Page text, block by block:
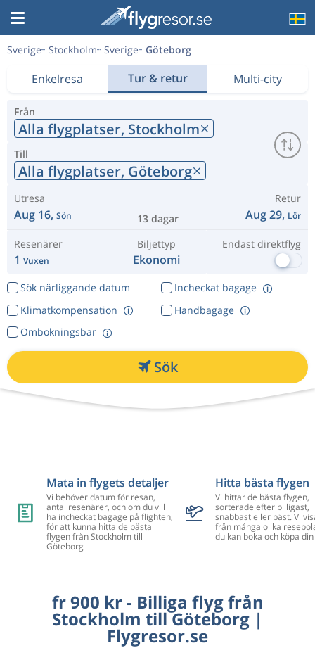
Sverige Stockholm Sverige Göteborg
Enkelresa Tur & retur Multi-city
Från
Alla flygplatser, Stockholm
Till
Alla flygplatser, Göteborg
Utresa
Aug 16, Sön 13 dagar
Retur
Aug 29, Lör
Resenärer
1 Vuxen
Biljettyp
Ekonomi
Endast direktflyg
Sök närliggande datum
Incheckat bagage
Klimatkompensation
Ombokningsbar
Handbagage
Sök
Mata in flygets detaljer
Vi behöver datum för resan,
antal resenärer, och om du vill
ha incheckat bagage på flighten,
för att kunna hitta de bästa
flygen från Stockholm till
Göteborg
Hitta bästa flygen
Vi hittar de bästa flygen,
sorterade efter billigast,
snabbast eller bäst. Vi
från många olika
du kan boka och köpa
fr 900 kr - Billiga flyg från
Stockholm till Göteborg |
Flygresor.se